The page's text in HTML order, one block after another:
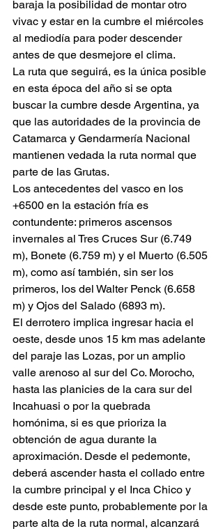
baraja la posibilidad de montar otro
vivac y estar en la cumbre el miércoles
al mediodía para poder descender
antes de que desmejore el clima.
La ruta que seguirá, es la única posible
en esta época del año si se opta
buscar la cumbre desde Argentina, ya
que las autoridades de la provincia de
Catamarca y Gendarmería Nacional
mantienen vedada la ruta normal que
parte de las Grutas.
Los antecedentes del vasco en los
+6500 en la estación fría es
contundente: primeros ascensos
invernales al Tres Cruces Sur (6.749
m), Bonete (6.759 m) y el Muerto (6.505
m), como así también, sin ser los
primeros, los del Walter Penck (6.658
m) y Ojos del Salado (6893 m).
El derrotero implica ingresar hacia el
oeste, desde unos 15 km mas adelante
del paraje las Lozas, por un amplio
valle arenoso al sur del Co. Morocho,
hasta las planicies de la cara sur del
Incahuasi o por la quebrada
homónima, si es que prioriza la
obtención de agua durante la
aproximación. Desde el pedemonte,
deberá ascender hasta el collado entre
la cumbre principal y el Inca Chico y
desde este punto, probablemente por la
parte alta de la ruta normal, alcanzará